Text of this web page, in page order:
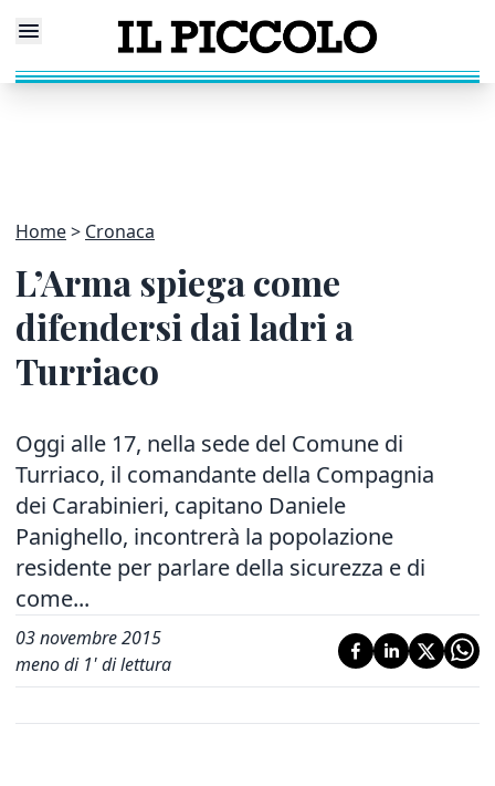
Home Cronaca
L’Arma spiega come
difendersi dai ladri a
Turriaco
Oggi alle 17, nella sede del Comune di
Turriaco, il comandante della Compagnia
dei Carabinieri, capitano Daniele
Panighello, incontrerà la popolazione
residente per parlare della sicurezza e di
come...
03 novembre 2015
meno di 1' di lettura